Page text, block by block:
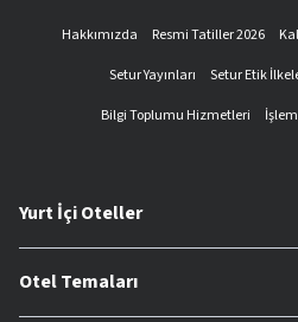
Hakkımızda Resmi Tatiller 2026
Setur Yayınları
Setur Etik
Bilgi Toplumu Hizmetleri
Yurt İçi Oteller
Otel Temaları